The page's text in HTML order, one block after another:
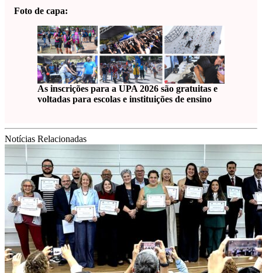
Foto de capa:
As inscrições para a UPA 2026 são gratuitas e
voltadas para escolas e instituições de ensino
Notícias Relacionadas